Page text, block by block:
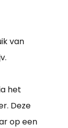
van
het
Deze
op een